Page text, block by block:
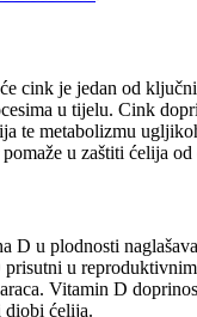
cink je jedan od
u tijelu. Cink
te metabolizmu
u zaštiti ćelija od
D u plodnosti
u
Vitamin D
diobi ćelija.